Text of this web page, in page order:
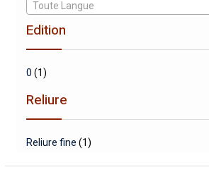
Toute Langue
Edition
0 (1)
Reliure
Reliure fine (1)